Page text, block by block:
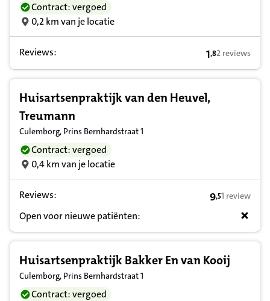
Contract: vergoed
0,2 km van je locatie
Reviews: 1,8 op basis
1,82 reviews
Huisartsenpraktijk van den Heuvel,
Treumann
Culemborg, Prins Bernhardstraat 1
Contract: vergoed
0,4 km van je locatie
Reviews: 9,5 op basis
9,51 review
Open voor nieuwe patiënten:
Huisartsenpraktijk Bakker En van Kooij
Culemborg, Prins Bernhardstraat 1
Contract: vergoed